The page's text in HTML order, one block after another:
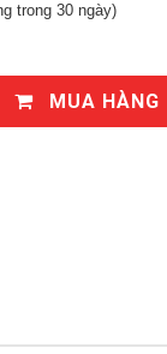
trong 30 ngày)
MUA HÀNG